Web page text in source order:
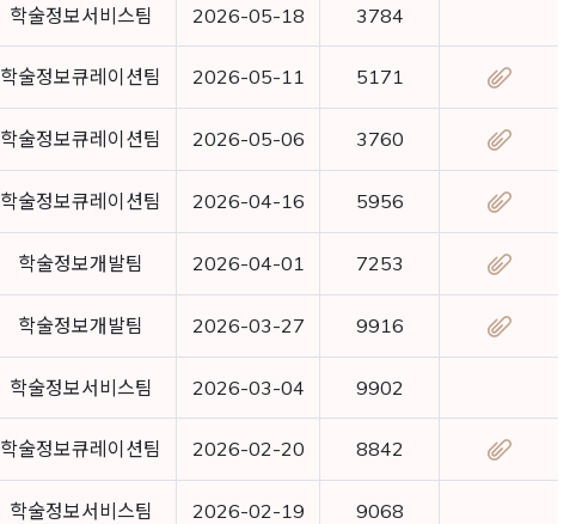
학술정보서비스팀 2026-05-18 3784
학술정보큐레이션팀 2026-05-11 5171
학술정보큐레이션팀 2026-05-06 3760
학술정보큐레이션팀 2026-04-16 5956
학술정보개발팀 2026-04-01 7253
학술정보개발팀 2026-03-27 9916
학술정보서비스팀 2026-03-04 9902
학술정보큐레이션팀 2026-02-20 8842
학술정보서비스팀 2026-02-19 9068